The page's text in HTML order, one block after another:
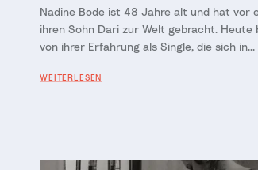
Nadine Bode ist 48 Jahre alt und hat vor
ihren Sohn Dari zur Welt gebracht.
von ihrer Erfahrung als Single, die sich in...
WEITERLESEN